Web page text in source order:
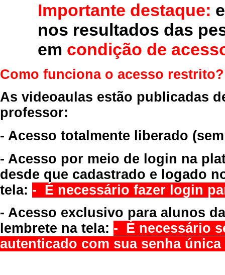
Importante destaque:
nos resultados das
em condição de
Como funciona o acesso restrito?
As videoaulas estão publicadas
professor:
- Acesso totalmente liberado
- Acesso por meio de login na
desde que cadastrado e logado
tela: - É necessário fazer login
- Acesso exclusivo para alunos
lembrete na tela: - É necessário
autenticado com sua senha